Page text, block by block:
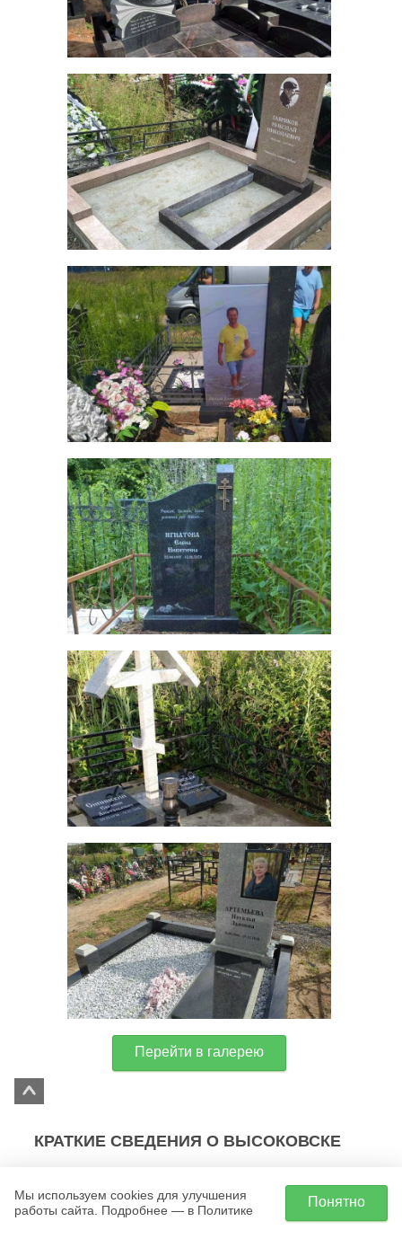
Перейти в галерею
КРАТКИЕ СВЕДЕНИЯ О ВЫСОКОВСКЕ
Небольшой подмосковный городок с 10-
тысячным населением расположен в
Мы используем cookies для улучшения
работы сайта. Подробнее — в Политике
Понятно